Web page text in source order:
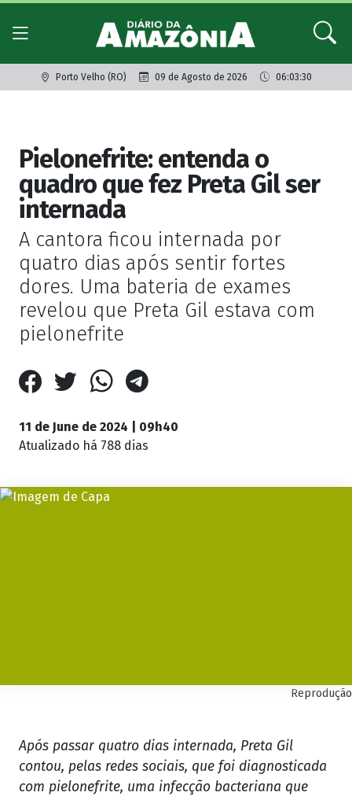
Porto Velho (RO) 09 de Agosto de 2026 06:03:30
Pielonefrite: entenda o
quadro que fez Preta Gil ser
internada
A cantora ficou internada por
quatro dias após sentir fortes
dores. Uma bateria de exames
revelou que Preta Gil estava com
pielonefrite
11 de June de 2024 | 09h40
Atualizado há 788 dias
Reprodução
Após passar quatro dias internada, Preta Gil
contou, pelas redes sociais, que foi diagnosticada
com pielonefrite, uma infecção bacteriana que